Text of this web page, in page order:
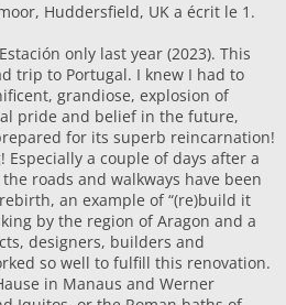
Huddersfield, UK a écrit le 1.
only last year (2023). This
trip to Portugal. I knew I had to
grandiose, explosion of
pride and belief in the future,
for its superb reincarnation!
a couple of days after a
roads and walkways have been
an example of “(re)build it
by the region of Aragon and a
designers, builders and
so well to fulfill this renovation.
in Manaus and Werner